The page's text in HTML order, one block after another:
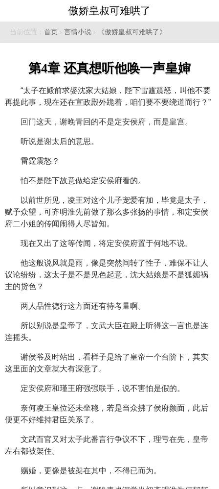
傲娇皇叔可难哄了
当前位置： 首页 › 言情小说 › 《傲娇皇叔可难哄了》
第4章 还真想听他唤一声皇婶
“太子在殿前求娶沈家大姑娘，陛下雷霆震怒，叫他不要
再提此事，现在还在宣政殿外跪着，咱们要不要绕道而行？”
回门这天，谢晚青回的不是定安侯府，而是皇宫。
听说是谢太后的意思。
雷霆震怒？
怕不是陛下故意做给定安侯府看的。
以前世所见，凌王对这个儿子宠爱有加，毕竟是太子，
赋予众望，可齐明淮先前做了那么多张扬的事情，和定安侯
府二小姐的传闻闹得人尽皆知。
现在又出了这等传闻，将定安侯府置于何地不说。
他这般说风就是雨，像是突然间转了性子，难保不让人
议论纷纷，这太子是不是见色起意，沈大姑娘是不是狐媚祸
主的货色？
两人品性德行这方面还有待考量啊。
所以别说是皇帝了，文武大臣在殿上听得这一言也是连
连摇头。
谢侯爷及时站出，看样子是给了皇帝一个台阶下，其实
这里面的文章就大有深意了。
定安侯府和瑾王府强强联手，说不害怕是假的。
奈何凌王皇位还未坐稳，若是当众拂了侯府颜面，此后
便更不好维持君臣关系了。
文武百官又对太子此番言行争议不下，理亏在先，皇帝
左右都被架住。
赐婚，更像是被架在其中，不得已而为。